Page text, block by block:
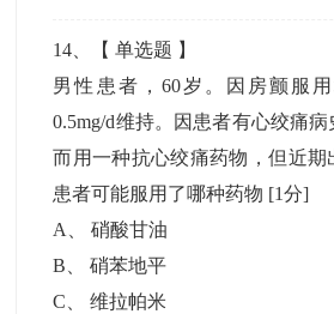
14 、【单选题 】
男性患者，60岁。因房颤服
0.5mg/d维持。因患者有心绞痛
而用一种抗心绞痛药物，但近期
患者可能服用了哪种药物 [1分]
A
、硝酸甘油
B 、硝苯地平
C 、维拉帕米